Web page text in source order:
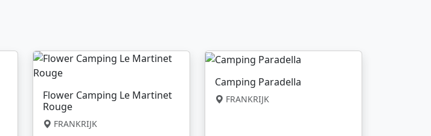
Flower Camping Le Martinet
Rouge
FRANKRIJK
Camping Paradella
FRANKRIJK